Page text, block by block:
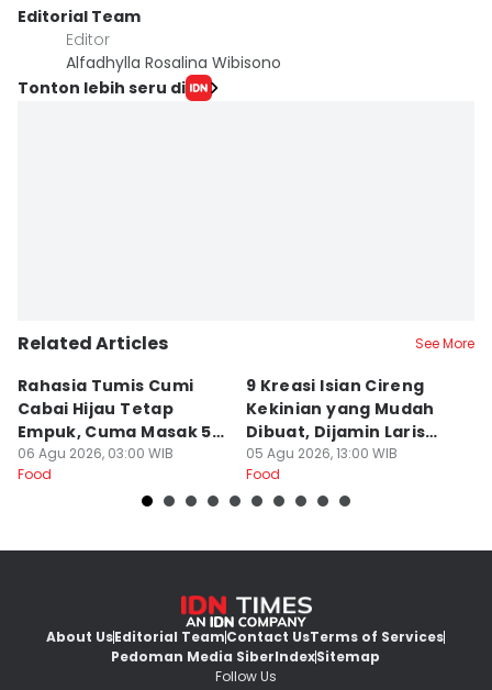
Editorial Team
Editor
Alfadhylla Rosalina Wibisono
Tonton lebih seru di
Related Articles See More
Rahasia Tumis Cumi
Cabai Hijau Tetap
Empuk, Cuma Masak 5
Menit!
06 Agu 2026, 03:00 WIB
Food
9 Kreasi Isian Cireng
Kekinian yang Mudah
Dibuat, Dijamin Laris
untuk Jualan
05 Agu 2026, 13:00 WIB
Food
About UsEditorial TeamContact UsTerms of Services
Pedoman Media SiberIndexSitemap
Follow Us